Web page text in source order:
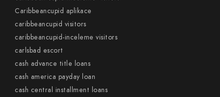
Caribbeancupid aplikace
caribbeancupid visitors
caribbeancupid-inceleme visitors
carlsbad escort
cash advance title loans
cash america payday loan
cash central installment loans